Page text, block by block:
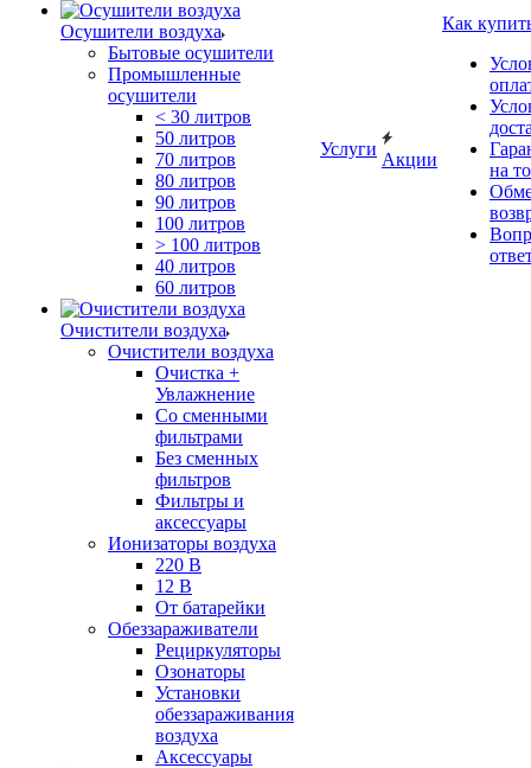
Осушители воздуха
Бытовые осушители
Промышленные
осушители
< 30 литров
50 литров
70 литров
80 литров
90 литров
100 литров
> 100 литров
40 литров
60 литров
Очистители воздуха
Очистители воздуха
Очистка +
Увлажнение
Cо сменными
фильтрами
Без сменных
фильтров
Фильтры и
аксессуары
Ионизаторы воздуха
220 В
12 В
От батарейки
Обеззараживатели
Рециркуляторы
Озонаторы
Установки
обеззараживания
воздуха
Аксессуары
Услуги
Акции
Как
на